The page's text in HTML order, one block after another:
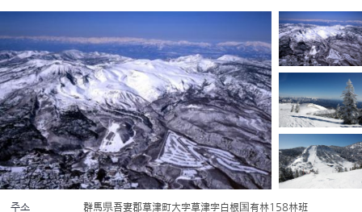
주소
群馬県吾妻郡草津町大字草津字白根国有林158林班